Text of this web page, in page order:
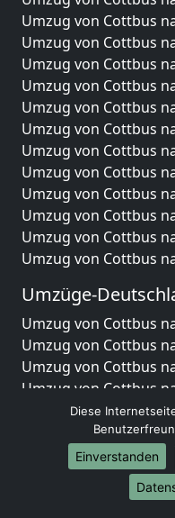
Umzug von Cottbus
Umzug von Cottbus
Umzug von Cottbus
Umzug von Cottbus
Umzug von Cottbus
Umzug von Cottbus
Umzug von Cottbus
Umzug von Cottbus
Umzug von Cottbus
Umzug von Cottbus
Umzug von Cottbus
Umzug von Cottbus
Umzüge-
Umzug von Cottbus
Umzug von Cottbus
Umzug von Cottbus
Umzug von Cottbus
Umzug von Cottbus
Umzug von Cottbus
Umzug von Cottbus
Umzug von Cottbus
Umzug von Cottbus
Diese
Einverstanden